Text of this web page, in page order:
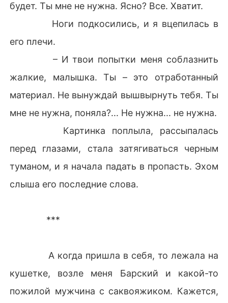
будет. Ты мне не нужна. Ясно? Все. Хватит.
Ноги подкосились, и я вцепилась в
его плечи.
– И твои попытки меня соблазнить
жалкие, малышка. Ты – это отработанный
материал. Не вынуждай вышвырнуть тебя. Ты
мне не нужна, поняла?... Не нужна... не нужна.
Картинка поплыла, рассыпалась
перед глазами, стала затягиваться черным
туманом, и я начала падать в пропасть. Эхом
слыша его последние слова.
***
А когда пришла в себя, то лежала на
кушетке, возле меня Барский и какой-то
пожилой мужчина с саквояжиком. Кажется,